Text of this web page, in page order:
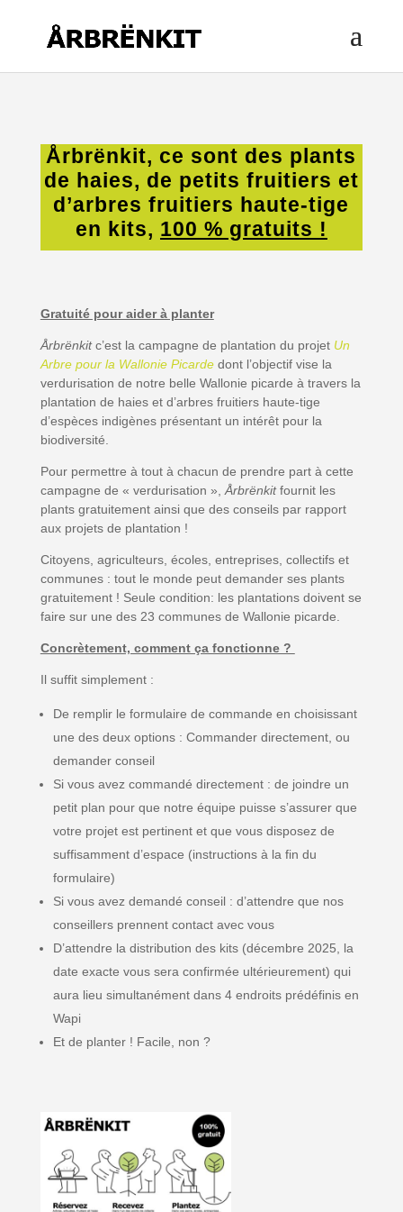
Årbrënkit, ce sont des plants
de haies, de petits fruitiers et
d’arbres fruitiers haute-tige
en kits, 100 % gratuits !
Gratuité pour aider à planter
Årbrënkitc’est la campagne de plantation du projet Un
Arbre pour la Wallonie Picardedont l’objectif vise la
verdurisation de notre belle Wallonie picarde à travers la
plantation de haies et d’arbres fruitiers haute-tige
d’espèces indigènes présentant un intérêt pour la
biodiversité.
Pour permettre à tout à chacun de prendre part à cette
campagne de « verdurisation », Årbrënkitfournit les
plants gratuitement ainsi que des conseils par rapport
aux projets de plantation !
Citoyens, agriculteurs, écoles, entreprises, collectifs et
communes : tout le monde peut demander ses plants
gratuitement ! Seule condition: les plantations doivent se
faire sur une des 23 communes de Wallonie picarde.
Concrètement, comment ça fonctionne ?
Il suffit simplement :
De remplir le formulaire de commande en choisissant
une des deux options : Commander directement, ou
demander conseil
Si vous avez commandé directement : de joindre un
petit plan pour que notre équipe puisse s’assurer que
votre projet est pertinent et que vous disposez de
suffisamment d’espace (instructions à la fin du
formulaire)
Si vous avez demandé conseil : d’attendre que nos
conseillers prennent contact avec vous
D’attendre la distribution des kits (décembre 2025, la
date exacte vous sera confirmée ultérieurement) qui
aura lieu simultanément dans 4 endroits prédéfinis en
Wapi
Et de planter ! Facile, non ?